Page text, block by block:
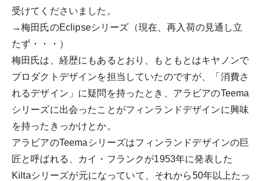
受けてくださいました。
→梅田氏のEclipseシリーズ（現在、再入荷の見通し立
たず・・・）
梅田氏は、経歴にもあるとおり、もともとはキヤノンで
プロダクトデザインを担当していたのですが、「消費さ
れるデザイン」に疑問を持ったとき、アラビアのTeema
シリーズに出会ったことがフィンランドデザインに興味
を持ったきっかけとか。
アラビアのTeemaシリーズはフィンランドデザインの巨
匠と呼ばれる、カイ・フランクが1953年に発表した
Kiltaシリーズが元になっていて、それから50年以上たっ